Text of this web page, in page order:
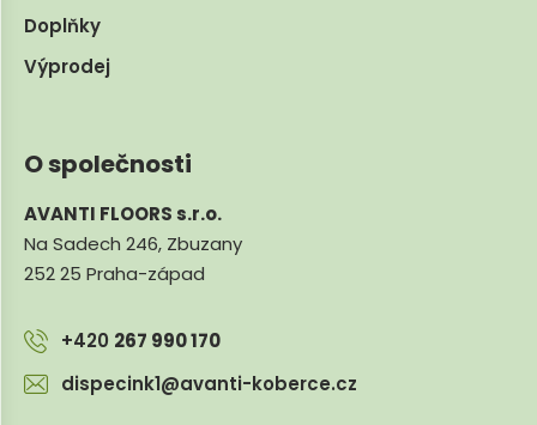
Doplňky
Výprodej
O společnosti
AVANTI FLOORS s.r.o.
Na Sadech 246, Zbuzany
252 25 Praha-západ
+420 267 990 170
dispecink1@avanti-koberce.cz